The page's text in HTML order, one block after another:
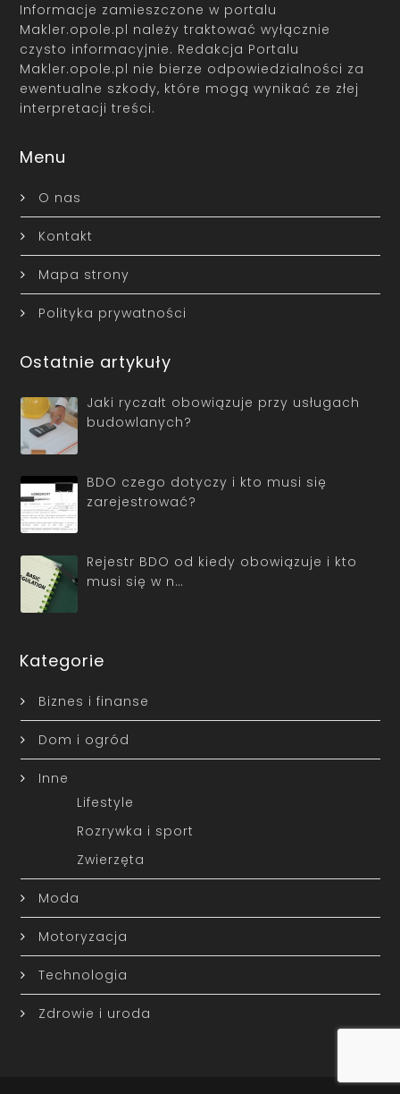
Informacje zamieszczone w portalu
Makler.opole.pl należy traktować wyłącznie
czysto informacyjnie. Redakcja Portalu
Makler.opole.pl nie bierze odpowiedzialności za
ewentualne szkody, które mogą wynikać ze złej
interpretacji treści.
Menu
O nas
Kontakt
Mapa strony
Polityka prywatności
Ostatnie artykuły
Jaki ryczałt obowiązuje przy usługach
budowlanych?
BDO czego dotyczy i kto musi się
zarejestrować?
Rejestr BDO od kiedy obowiązuje i kto
musi się w n…
Kategorie
Biznes i finanse
Dom i ogród
Inne
Lifestyle
Rozrywka i sport
Zwierzęta
Moda
Motoryzacja
Technologia
Zdrowie i uroda